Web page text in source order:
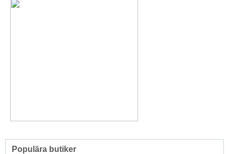
Populära butiker